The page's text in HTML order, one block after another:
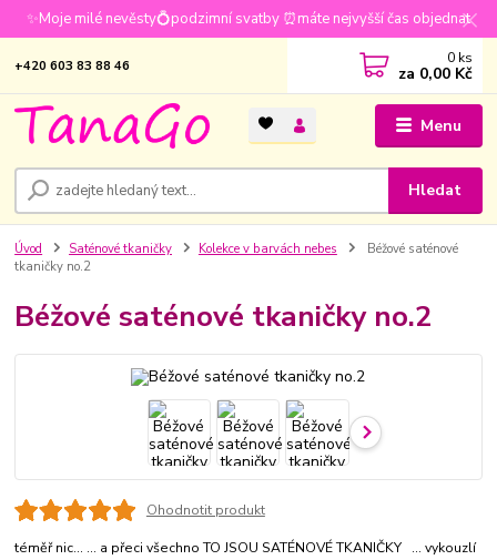
✨Moje milé nevěsty💍podzimní svatby ⏰máte nejvyšší čas objednat
Menu
Hledat
+420 603 83 88 46 0 ks
za 0,00 Kč
Úvod Saténové tkaničky Kolekce v barvách nebes
Béžové saténové
tkaničky no.2
Béžové saténové tkaničky no.2
Ohodnotit produkt
téměř nic... ... a přeci všechno TO JSOU SATÉNOVÉ TKANIČKY ... vykouzlí